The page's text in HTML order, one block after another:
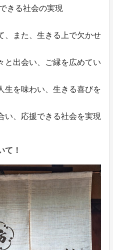
きる社会の実現
、また、生きる上で欠かせ
と出会い、ご縁を広めてい
生を味わい、生きる喜びを
い、応援できる社会を実現
て！